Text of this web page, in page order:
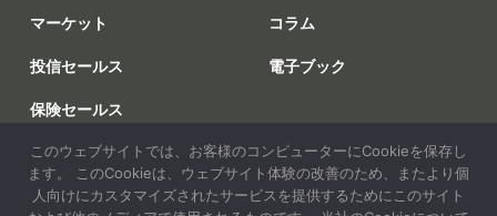
マーケット
投信セールス
保険セールス
調査
コラム
電子ブック
このウェブサイトでは、お客様のコンピューターにCookieを保存し
ます。 このCookieは、ウェブサイト体験の改善のため、またより個
人向けにカスタマイズされたサービスを提供するためにこのサイト